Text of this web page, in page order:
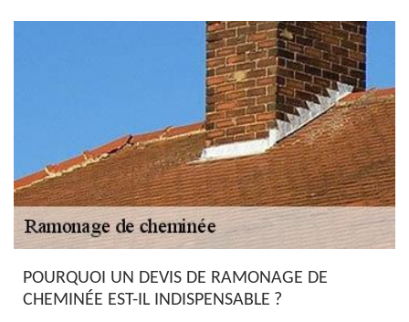
POURQUOI UN DEVIS DE RAMONAGE DE
CHEMINÉE EST-IL INDISPENSABLE ?